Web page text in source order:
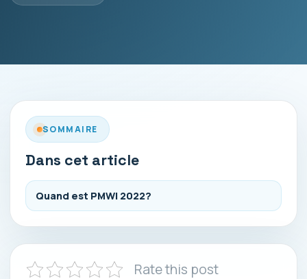
SOMMAIRE
Dans cet article
Quand est PMWI 2022?
Rate this post